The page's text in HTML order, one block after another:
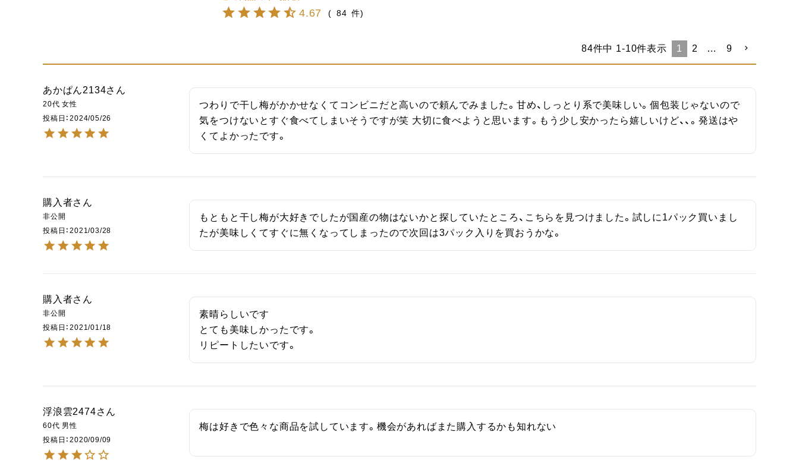
4.67 84
84件中 1-10件表示 1 2 … 9
あかぱん2134
20代 女性
投稿日
2024/05/26
つわりで干し梅がかかせなくてコンビニだと高いので頼んでみました。甘め、しっとり系で美味しい。個包装じゃないので
気をつけないとすぐ食べてしまいそうですが笑 大切に食べようと思います。もう少し安かったら嬉しいけど、、。発送はや
くてよかったです。
購入者
非公開
投稿日
2021/03/28
もともと干し梅が大好きでしたが国産の物はないかと探していたところ、こちらを見つけました。試しに1パック買いまし
たが美味しくてすぐに無くなってしまったので次回は3パック入りを買おうかな。
購入者
非公開
投稿日
2021/01/18
素晴らしいです
とても美味しかったです。
リピートしたいです。
浮浪雲2474
60代 男性
投稿日
2020/09/09
梅は好きで色々な商品を試しています。機会があればまた購入するかも知れない